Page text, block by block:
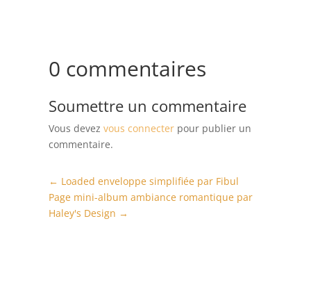
0 commentaires
Soumettre un commentaire
Vous devez vous connecterpour publier un
commentaire.
← Loaded enveloppe simplifiée par Fibul
Page mini-album ambiance romantique par
Haley's Design →